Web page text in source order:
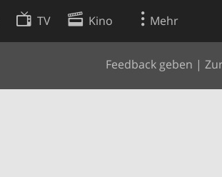
TV Kino Mehr
Feedback geben |
Websuche